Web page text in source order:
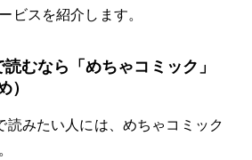
ビスを紹介します。
むなら「めちゃコミック」
）
読みたい人には、めちゃコミック